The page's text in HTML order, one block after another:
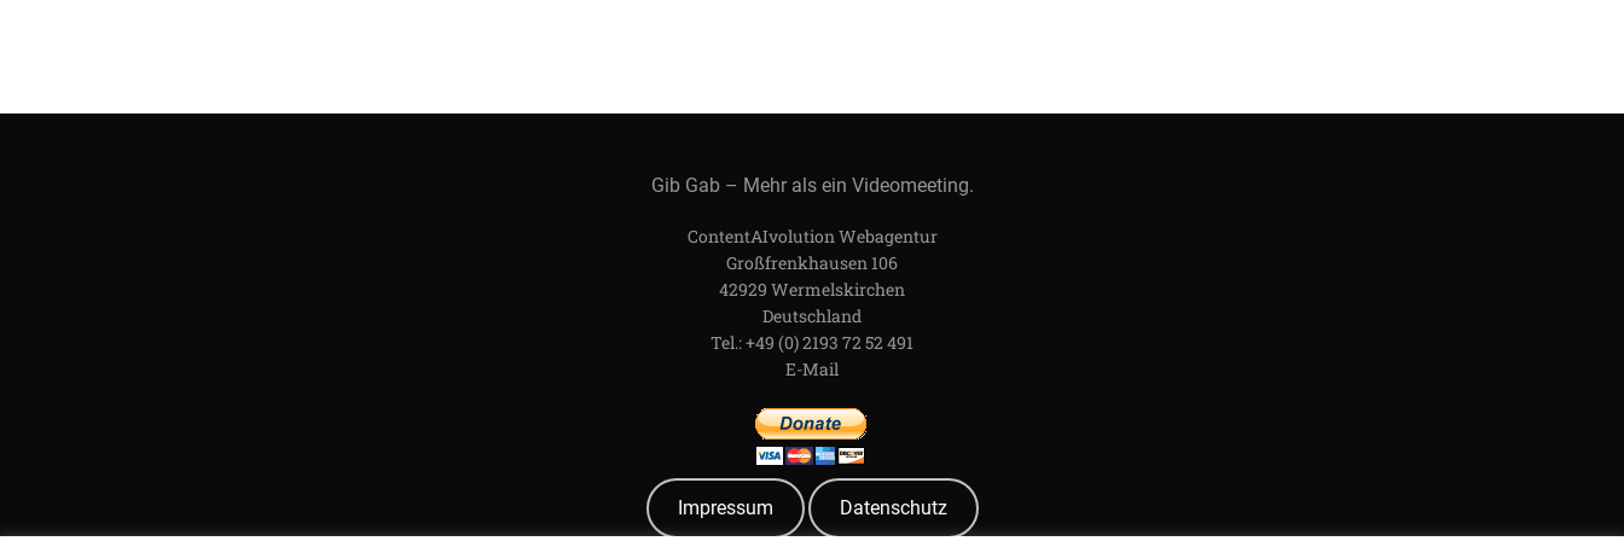
Gib Gab – Mehr als ein Videomeeting.
ContentAIvolution Webagentur
Großfrenkhausen 106
42929 Wermelskirchen
Deutschland
Tel.: +49 (0) 2193 72 52 491
E-Mail
Impressum Datenschutz